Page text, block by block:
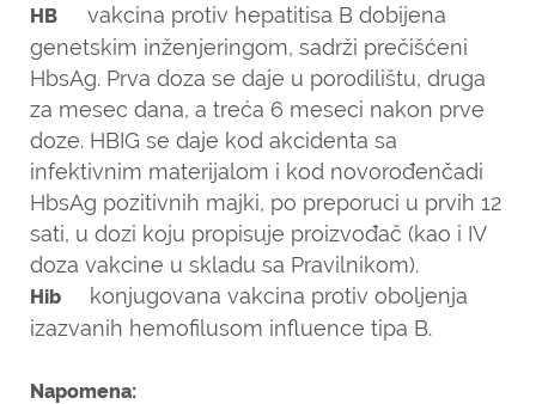
HB vakcina protiv hepatitisa B dobijena
genetskim inženjeringom, sadrži prečišćeni
HbsAg. Prva doza se daje u porodilištu, druga
za mesec dana, a treća 6 meseci nakon prve
doze. HBIG se daje kod akcidenta sa
infektivnim materijalom i kod novorođenčadi
HbsAg pozitivnih majki, po preporuci u prvih 12
sati, u dozi koju propisuje proizvođač (kao i IV
doza vakcine u skladu sa Pravilnikom).
Hib
konjugovana vakcina protiv oboljenja
izazvanih hemofilusom influence tipa B.
Napomena: